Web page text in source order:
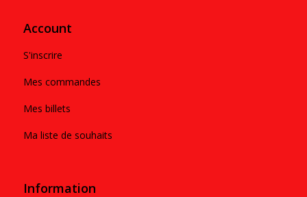
Account
S'inscrire
Mes commandes
Mes billets
Ma liste de souhaits
Information